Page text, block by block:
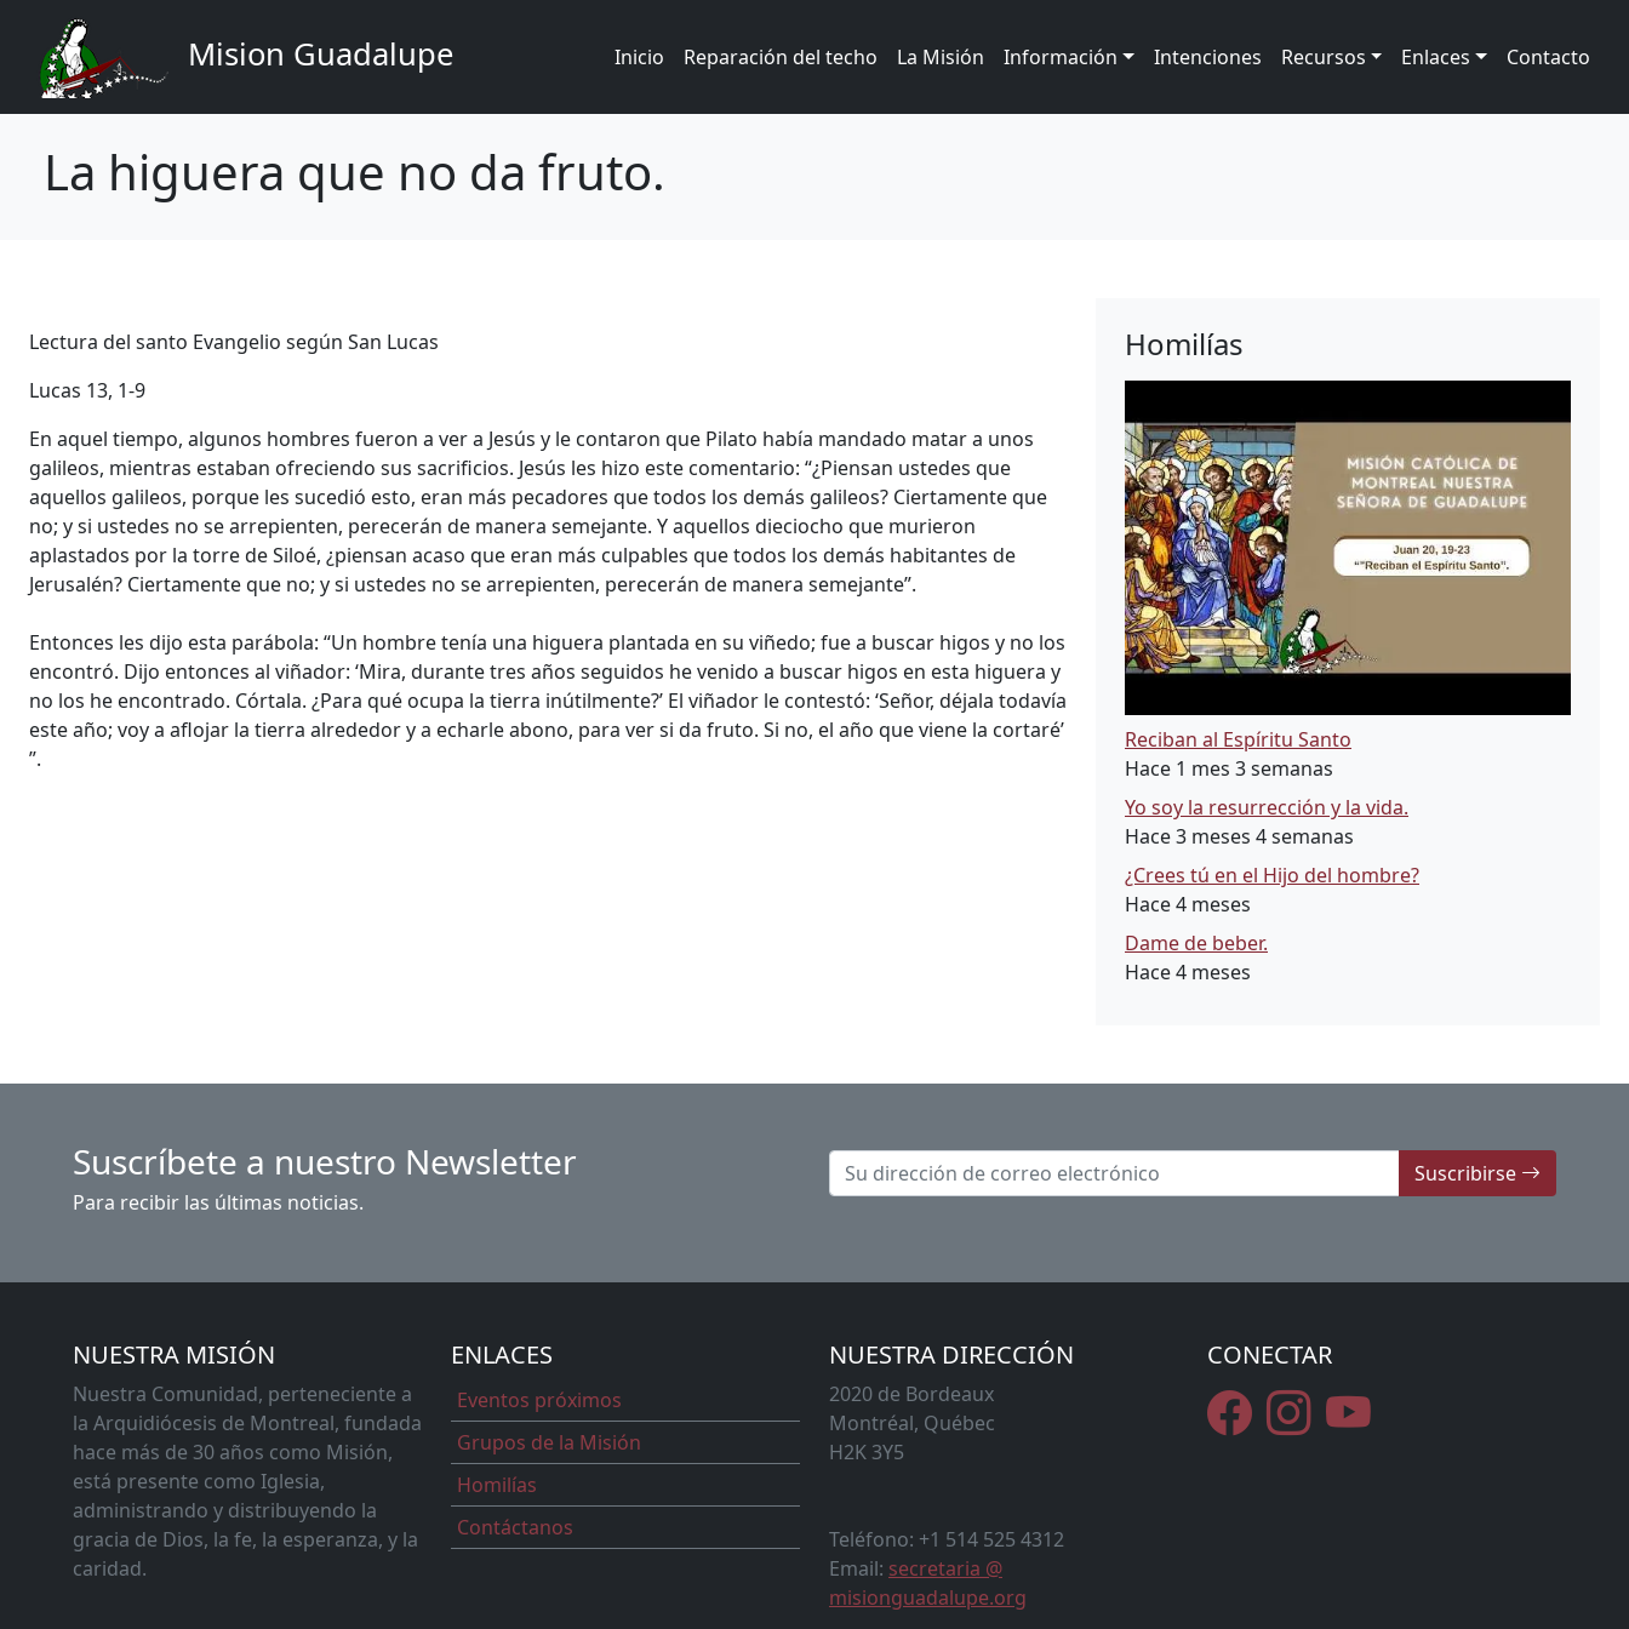
Pasar al contenido principal
Navegación principal
Mision Guadalupe Inicio Reparación del techo La Misión Información Intenciones Recursos Enlaces Contacto
La higuera que no da fruto.
Lectura del santo Evangelio según San Lucas
Lucas 13, 1-9
En aquel tiempo, algunos hombres fueron a ver a Jesús y le contaron que Pilato había mandado matar a unos
galileos, mientras estaban ofreciendo sus sacrificios. Jesús les hizo este comentario: “¿Piensan ustedes que
aquellos galileos, porque les sucedió esto, eran más pecadores que todos los demás galileos? Ciertamente que
no; y si ustedes no se arrepienten, perecerán de manera semejante. Y aquellos dieciocho que murieron
aplastados por la torre de Siloé, ¿piensan acaso que eran más culpables que todos los demás habitantes de
Jerusalén? Ciertamente que no; y si ustedes no se arrepienten, perecerán de manera semejante”.
Entonces les dijo esta parábola: “Un hombre tenía una higuera plantada en su viñedo; fue a buscar higos y no los
encontró. Dijo entonces al viñador: ‘Mira, durante tres años seguidos he venido a buscar higos en esta higuera y
no los he encontrado. Córtala. ¿Para qué ocupa la tierra inútilmente?’ El viñador le contestó: ‘Señor, déjala todavía
este año; voy a aflojar la tierra alrededor y a echarle abono, para ver si da fruto. Si no, el año que viene la cortaré’
”.
Homilías
Reciban al Espíritu Santo
Hace 1 mes 3 semanas
Yo soy la resurrección y la vida.
Hace 3 meses 4 semanas
¿Crees tú en el Hijo del hombre?
Hace 4 meses
Dame de beber.
Hace 4 meses
Suscríbete a nuestro Newsletter
Para recibir las últimas noticias.
Suscribirse
NUESTRA MISIÓN
Nuestra Comunidad, perteneciente a
la Arquidiócesis de Montreal, fundada
hace más de 30 años como Misión,
está presente como Iglesia,
administrando y distribuyendo la
gracia de Dios, la fe, la esperanza, y la
caridad.
ENLACES
Eventos próximos
Grupos de la Misión
Homilías
Contáctanos
NUESTRA DIRECCIÓN
2020 de Bordeaux
Montréal, Québec
H2K 3Y5
Teléfono: +1 514 525 4312
Email: secretaria @
misionguadalupe.org
CONECTAR